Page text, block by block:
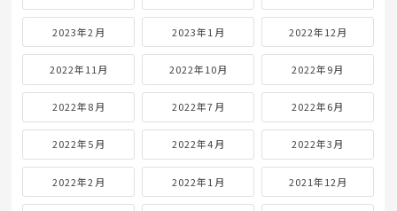
2023年2月 2023年1月 2022年12月
2022年11月 2022年10月 2022年9月
2022年8月 2022年7月 2022年6月
2022年5月 2022年4月 2022年3月
2022年2月 2022年1月 2021年12月